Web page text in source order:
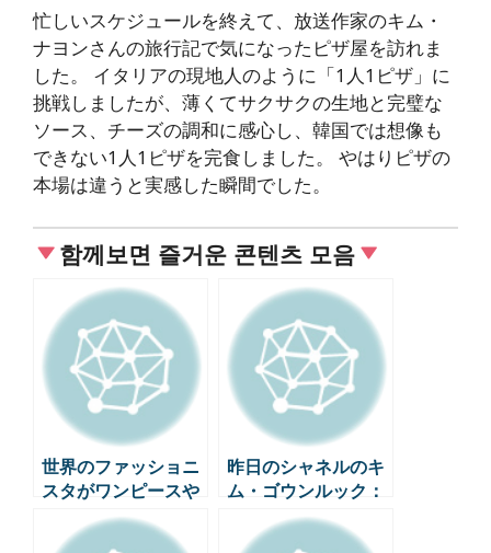
忙しいスケジュールを終えて、放送作家のキム・
ナヨンさんの旅行記で気になったピザ屋を訪れま
した。 イタリアの現地人のように「1人1ピザ」に
挑戦しましたが、薄くてサクサクの生地と完璧な
ソース、チーズの調和に感心し、韓国では想像も
できない1人1ピザを完食しました。 やはりピザの
本場は違うと実感した瞬間でした。
함께보면 즐거운 콘텐츠 모음
世界のファッショニ
スタがワンピースや
スカートにコンバー
ス・チャックテイラ
昨日のシャネルのキ
ム・ゴウンルック：
ハイジュエリーとシ
ョートカットの完璧